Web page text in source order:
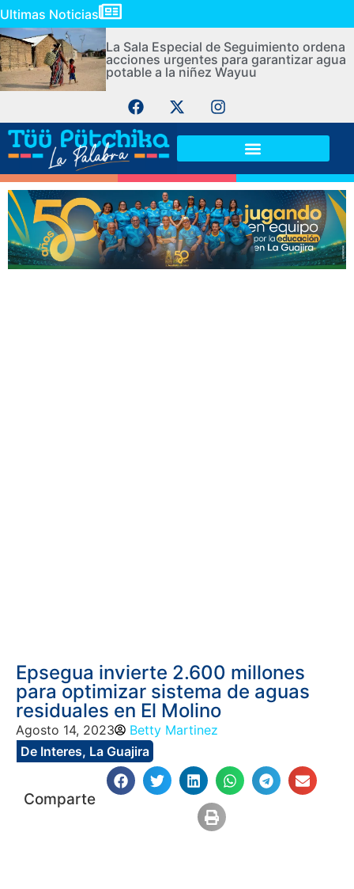
Ultimas Noticias
La Sala Especial de Seguimiento ordena
acciones urgentes para garantizar agua
potable a la niñez Wayuu
Epsegua invierte 2.600 millones
para optimizar sistema de aguas
residuales en El Molino
Agosto 14, 2023
Betty Martinez
De Interes, La Guajira
Comparte